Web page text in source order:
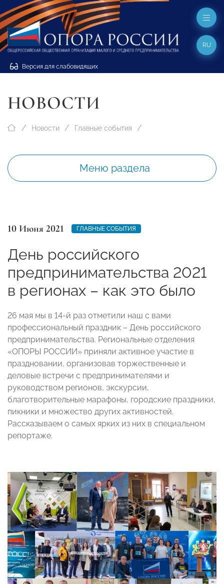
Версия для слабовидящих
RU
НОВОСТИ
Новости Главные события
Меню раздела
10 Июня 2021 ГЛАВНЫЕ СОБЫТИЯ
День российского
предпринимательства 2021
в регионах – как это было
26 мая мы в 14-й раз отметили наш с вами
профессиональный праздник – День российского
предпринимательства. Региональные отделения
«ОПОРЫ РОССИИ» приняли активное участие в
праздновании, организовав торжественные и
деловые встречи с предпринимателями и
руководством регионов, экскурсии,
благотворительные марафоны, городские праздники,
пикники и множество других активностей.
Рассказываем о самых ярких из них в специальном
репортаже.